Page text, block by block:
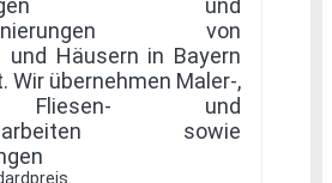
und
von
und Häusern in Bayern
Wir übernehmen Maler-,
Fliesen- und
sowie